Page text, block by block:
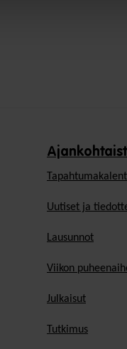
Uutiset ja
Lausunnot
Viikon
Julkaisut
Tutkimus